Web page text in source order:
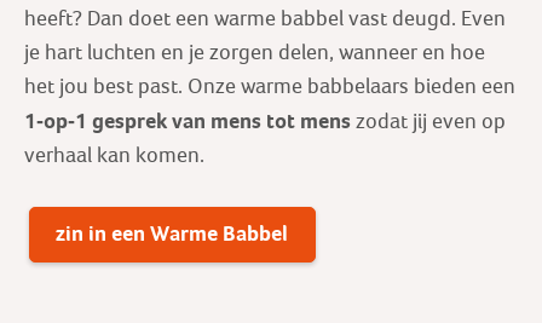
heeft? Dan doet een warme babbel vast deugd. Even
je hart luchten en je zorgen delen, wanneer en hoe
het jou best past. Onze warme babbelaars bieden een
1-op-1 gesprek van mens tot mens zodat jij even op
verhaal kan komen.
zin in een Warme Babbel